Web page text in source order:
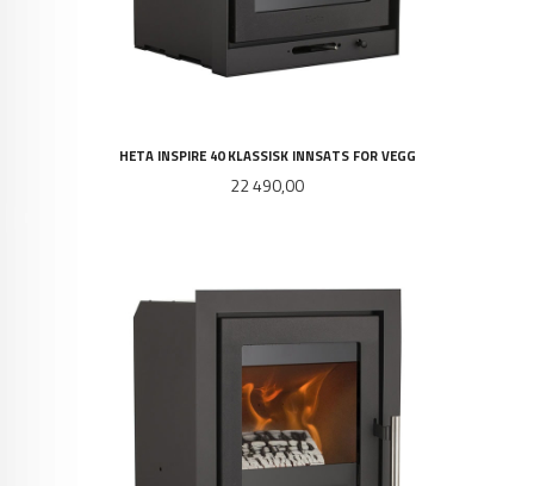
HETA INSPIRE 40 KLASSISK INNSATS FOR VEGG
Pris
22 490,00